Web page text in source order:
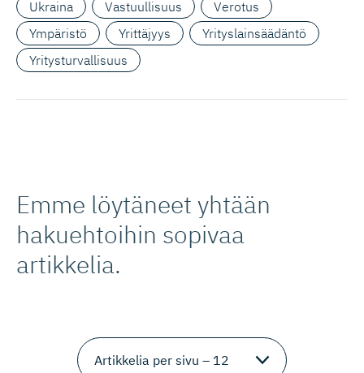
Ukraina
Vastuullisuus
Verotus
Ympäristö
Yrittäjyys
Yrityslainsäädäntö
Yritysturvallisuus
Emme löytäneet yhtään
hakuehtoihin sopivaa
artikkelia.